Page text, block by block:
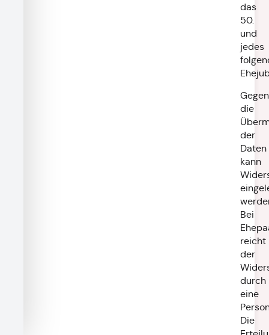
das
50.
und
jedes
Gegen
die
der
Daten
kann
Bei
reicht
der
durch
eine
Die